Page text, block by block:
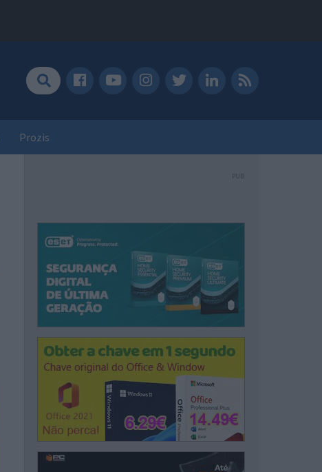
Prozis
PUB